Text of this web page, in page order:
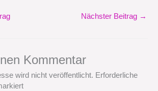
Nächster Beitrag →
Kommentar
wird nicht veröffentlicht. Erforderliche